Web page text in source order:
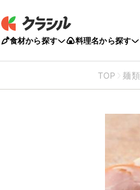
食材から探す 料理名から探す
TOP 麺類